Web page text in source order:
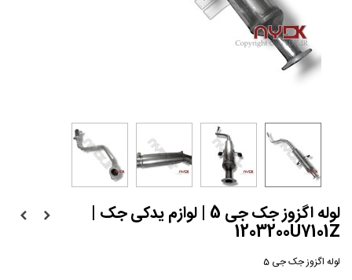
لوله اگزوز جک جی 5 | لوازم یدکی جک |
1203200U7101Z
لوله اگزوز جک جی 5